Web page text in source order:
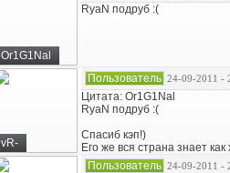
Or1G1Nal
RyaN подруб :(
vR-
Пользователь 24-09-2011 -
Цитата: Or1G1Nal
RyaN подруб :(
Спасиб кэп!)
Его же вся страна знает
Пользователь 24-09-2011 -